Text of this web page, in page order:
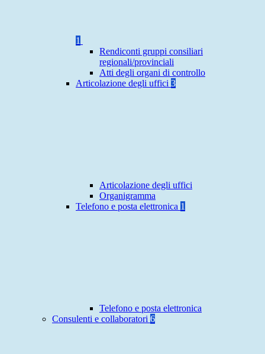
1
Rendiconti gruppi consiliari
regionali/provinciali
Atti degli organi di controllo
Articolazione degli uffici 3
Articolazione degli uffici
Organigramma
Telefono e posta elettronica 1
Telefono e posta elettronica
Consulenti e collaboratori 6